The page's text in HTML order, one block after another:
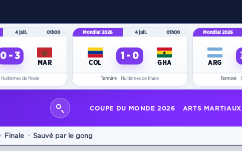
4 juil. 01h00
0 - 3
MAR
Huitièmes de finale
Mondial 2026 4 juil. 01h00
COL
1 - 0
GHA
Terminé Huitièmes de finale
Mondial 2026
ARG
Terminé
COUPE DU MONDE 2026 ARTS MARTIAUX
Finale Sauvé par le gong